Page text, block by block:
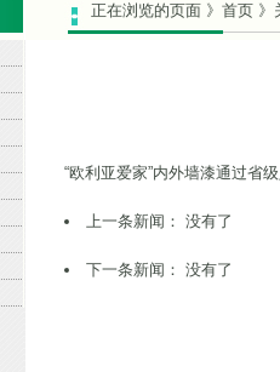
正在浏览的页面 》首页 》
“欧利亚爱家”内外墙漆通过省
上一条新闻： 没有了
下一条新闻：没有了